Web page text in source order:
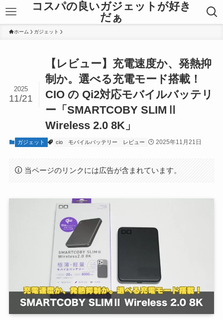
コスパの良いガジェットが好き
だぁ
ホーム ガジェット
【レビュー】充電速度か、発熱抑
制か。選べる充電モード搭載！
CIO の Qi2対応モバイルバッテリ
ー「SMARTCOBY SLIMⅡ
Wireless 2.0 8K」
2025
11/21
ガジェット cio モバイルバッテリー レビュー 2025年11月21日
当ページのリンクには広告が含まれています。